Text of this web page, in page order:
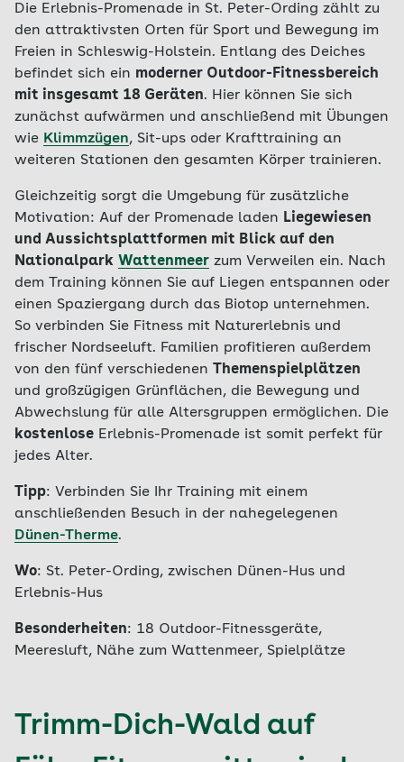
Die Erlebnis-Promenade in St. Peter-Ording zählt zu
den attraktivsten Orten für Sport und Bewegung im
Freien in Schleswig-Holstein. Entlang des Deiches
befindet sich ein moderner Outdoor-Fitnessbereich
mit insgesamt 18 Geräten. Hier können Sie sich
zunächst aufwärmen und anschließend mit Übungen
wie Klimmzügen, Sit-ups oder Krafttraining an
weiteren Stationen den gesamten Körper trainieren.
Gleichzeitig sorgt die Umgebung für zusätzliche
Motivation: Auf der Promenade laden Liegewiesen
und Aussichtsplattformen mit Blick auf den
Nationalpark Wattenmeer zum Verweilen ein. Nach
dem Training können Sie auf Liegen entspannen oder
einen Spaziergang durch das Biotop unternehmen.
So verbinden Sie Fitness mit Naturerlebnis und
frischer Nordseeluft. Familien profitieren außerdem
von den fünf verschiedenen
Themenspielplätzen
und großzügigen Grünflächen, die Bewegung und
Abwechslung für alle Altersgruppen ermöglichen. Die
kostenlose Erlebnis-Promenade ist somit perfekt für
jedes Alter.
Tipp: Verbinden Sie Ihr Training mit einem
anschließenden Besuch in der nahegelegenen
Dünen-Therme.
Wo: St. Peter-Ording, zwischen Dünen-Hus und
Erlebnis-Hus
Besonderheiten: 18 Outdoor-Fitnessgeräte,
Meeresluft, Nähe zum Wattenmeer, Spielplätze
Trimm-Dich-Wald auf